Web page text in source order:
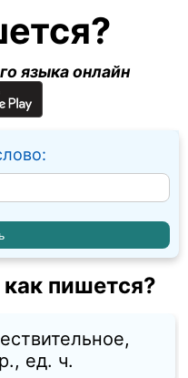
языка онлайн
пишется?
ед. ч.